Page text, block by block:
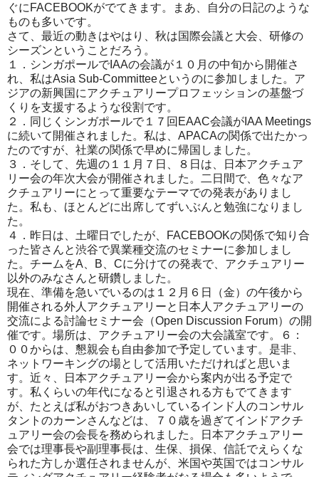
ぐにFACEBOOKがでてきます。まあ、自分の日記のような
ものも多いです。
さて、最近の動きはやはり、秋は国際会議と大会、研修の
シーズンということだろう。
１．シンガポールでIAAの会議が１０月の中旬から開催さ
れ、私はAsia Sub-Committeeというのに参加しました。ア
ジアの新興国にアクチュアリープロフェッションの基盤づ
くりを支援するような役割です。
２．同じくシンガポールで１７回EAAC会議がIAA Meetings
に続いて開催されました。私は、APACAの関係で出たかっ
たのですが、社業の関係で早めに帰国しました。
３．そして、先週の１１月７日、８日は、日本アクチュア
リー会の年次大会が開催されました。二日間で、色々なア
クチュアリーにとって重要なテーマでの発表がありまし
た。私も、ほとんどに出席してずいぶんと勉強になりまし
た。
４．昨日は、土曜日でしたが、FACEBOOKの関係で知り合
った皆さんと渋谷で異業種交流のセミナーに参加しまし
た。チームをA、B、Cに分けての発表で、アクチュアリー
以外のみなさんと研鑽しました。
現在、準備を急いでいるのは１２月６日（金）の午後から
開催される外人アクチュアリーと日本人アクチュアリーの
交流による討論セミナー会（Open Discussion Forum）の開
催です。場所は、アクチュアリー会の大会議室です。６：
００からは、懇親会も自由参加で予定しています。是非、
ネットワーキングの場として活用いただければと思いま
す。近々、日本アクチュアリー会から案内が出る予定で
す。私くらいの年代になると引退される方もでてきます
が、たとえば私がおつきあいしているインド人のコンサル
タントのカーンさんなどは、７０歳を過ぎてインドアクチ
ュアリー会の会長を務められました。日本アクチュアリー
会では理事長や副理事長は、生保、損保、信託でえらくな
られた方しか選任されませんが、米国や英国ではコンサル